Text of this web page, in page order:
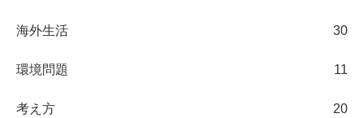
海外生活 30
環境問題 11
考え方 20